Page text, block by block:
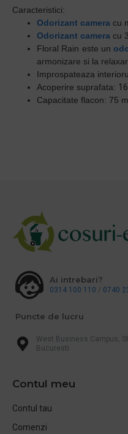
Caracteristici:
Odorizant camera cu
Odorizant camera cu
Floral Rain este un
armonizare si la
Improspateaza
Acoperire suprafata:
Capacitate flacon: 75
Ai intrebari?
0314 100 110 / 0740
Puncte de lucru
West Business Campus,
Bucuresti
Contul meu
Contul tau
Comenzi